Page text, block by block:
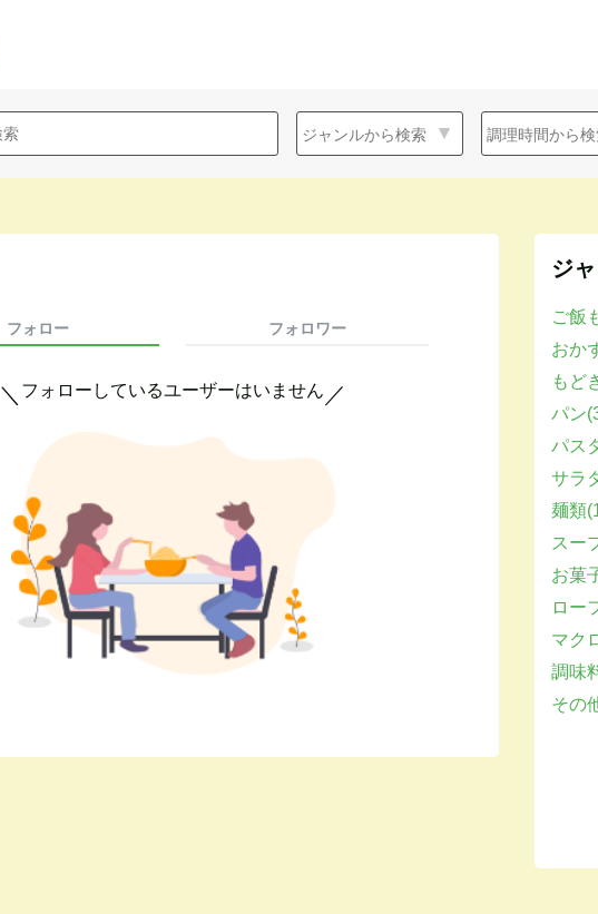
フォロー フォロワー
＼ フォローしているユーザーはいません ／
ジ
ご飯
おか
もど
パン
パス
サラ
麺類
スー
お菓
ロー
マク
調味
その